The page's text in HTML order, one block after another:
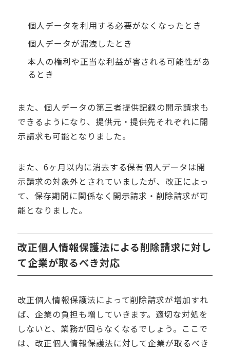
個人データを利用する必要がなくなったとき
個人データが漏洩したとき
本人の権利や正当な利益が害される可能性があ
るとき
また、個人データの第三者提供記録の開示請求も
できるようになり、提供元・提供先それぞれに開
示請求も可能となりました。
また、 6ヶ月以内に消去する保有個人データは開
示請求の対象外とされていましたが、改正によっ
て、保存期間に関係なく開示請求・削除請求が可
能となりました。
改正個人情報保護法による削除請求に対し
て企業が取るべき対応
改正個人情報保護法によって削除請求が増加すれ
ば、企業の負担も増していきます。適切な対処を
しないと、業務が回らなくなるでしょう。ここで
は、改正個人情報保護法に対して企業が取るべき